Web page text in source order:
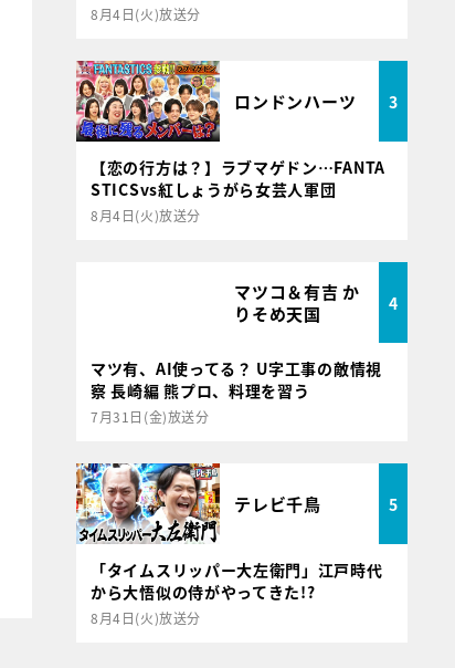
8月4日(火)放送分
ロンドンハーツ 3
【恋の行方は？】ラブマゲドン…FANTA
STICSvs紅しょうがら女芸人軍団
8月4日(火)放送分
マツコ＆有吉 か
りそめ天国
4
マツ有、AI使ってる？ U字工事の敵情視
察 長崎編 熊プロ、料理を習う
7月31日(金)放送分
テレビ千鳥 5
「タイムスリッパー大左衛門」江戸時代
から大悟似の侍がやってきた!?
8月4日(火)放送分